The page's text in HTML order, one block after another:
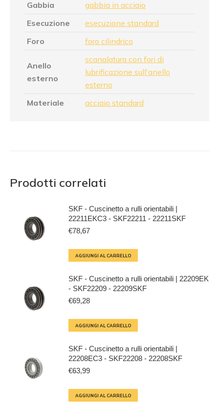
Gabbia
gabbia in acciaio
Esecuzione
esecuzione standard
Foro
foro cilindrico
Anello
esterno
scanalatura con fori di
lubrificazione sull'anello
esterno
Materiale
acciaio standard
Prodotti correlati
SKF - Cuscinetto a rulli orientabili |
22211EKC3 - SKF22211 - 22211SKF
€78,67
AGGIUNGI AL CARRELLO
SKF - Cuscinetto a rulli orientabili | 22209EK
- SKF22209 - 22209SKF
€69,28
AGGIUNGI AL CARRELLO
SKF - Cuscinetto a rulli orientabili |
22208EC3 - SKF22208 - 22208SKF
€63,99
AGGIUNGI AL CARRELLO